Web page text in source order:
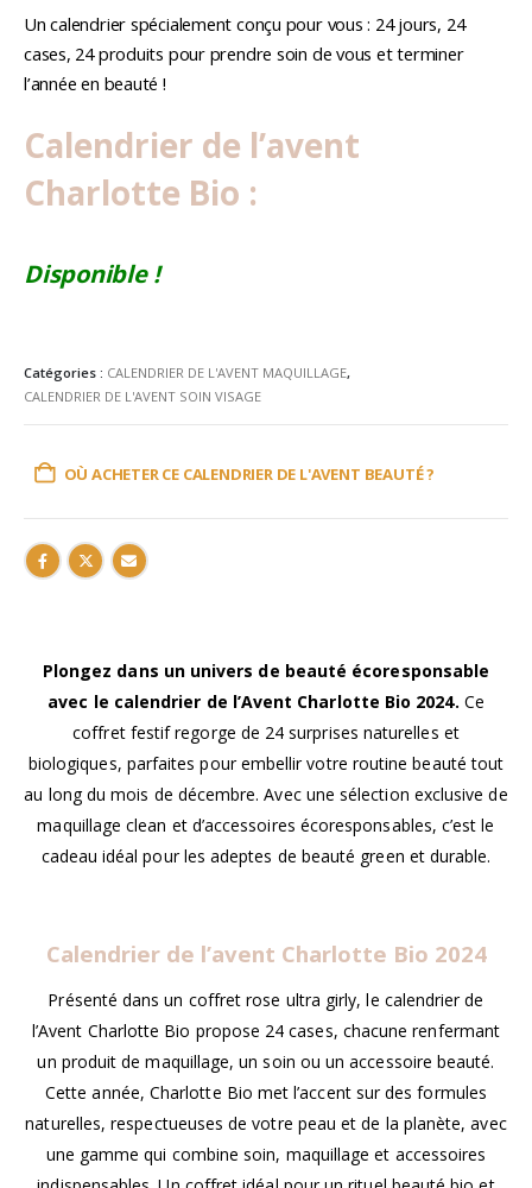
Un calendrier spécialement conçu pour vous : 24 jours, 24
cases, 24 produits pour prendre soin de vous et terminer
l’année en beauté !
Calendrier de l’avent
Charlotte Bio :
Disponible !
Catégories : CALENDRIER DE L'AVENT MAQUILLAGE,
CALENDRIER DE L'AVENT SOIN VISAGE
OÙ ACHETER CE CALENDRIER DE L'AVENT BEAUTÉ ?
Plongez dans un univers de beauté écoresponsable
avec le calendrier de l’Avent Charlotte Bio 2024. Ce
coffret festif regorge de 24 surprises naturelles et
biologiques, parfaites pour embellir votre routine beauté tout
au long du mois de décembre. Avec une sélection exclusive de
maquillage clean et d’accessoires écoresponsables, c’est le
cadeau idéal pour les adeptes de beauté green et durable.
Calendrier de l’avent Charlotte Bio 2024
Présenté dans un coffret rose ultra girly, le calendrier de
l’Avent Charlotte Bio propose 24 cases, chacune renfermant
un produit de maquillage, un soin ou un accessoire beauté.
Cette année, Charlotte Bio met l’accent sur des formules
naturelles, respectueuses de votre peau et de la planète, avec
une gamme qui combine soin, maquillage et accessoires